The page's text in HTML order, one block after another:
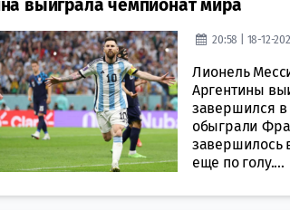
выиграла чемпионат мира
20:58 | 18-12-
Лионель
Аргентины
завершился
обыграли
завершилось
еще по голу....